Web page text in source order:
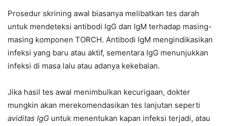
Prosedur skrining awal biasanya melibatkan tes darah
untuk mendeteksi antibodi IgG dan IgM terhadap masing-
masing komponen TORCH. Antibodi IgM mengindikasikan
infeksi yang baru atau aktif, sementara IgG menunjukkan
infeksi di masa lalu atau adanya kekebalan.
Jika hasil tes awal menimbulkan kecurigaan, dokter
mungkin akan merekomendasikan tes lanjutan seperti
aviditas IgG untuk menentukan kapan infeksi terjadi, atau